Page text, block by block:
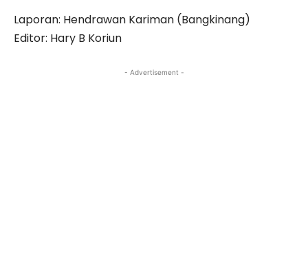
Laporan: Hendrawan Kariman (Bangkinang)
Editor: Hary B Koriun
- Advertisement -